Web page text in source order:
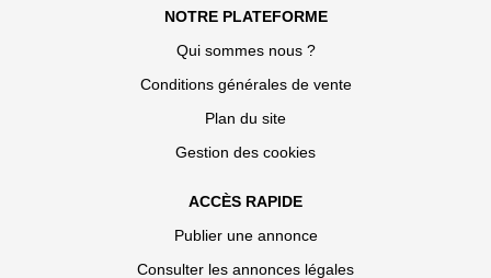
NOTRE PLATEFORME
Qui sommes nous ?
Conditions générales de vente
Plan du site
Gestion des cookies
ACCÈS RAPIDE
Publier une annonce
Consulter les annonces légales